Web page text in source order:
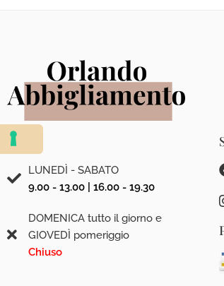
Orari
LUNEDÌ - SABATO
9.00 - 13.00 | 16.00 - 19.30
DOMENICA tutto il giorno e
GIOVEDÌ pomeriggio
Chiuso